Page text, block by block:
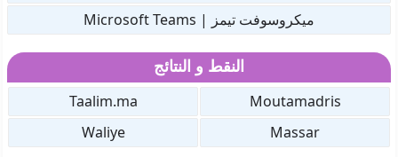
ميكروسوفت تيمز | Microsoft Teams
النقط و النتائج
Moutamadris
Taalim.ma
Massar
Waliye